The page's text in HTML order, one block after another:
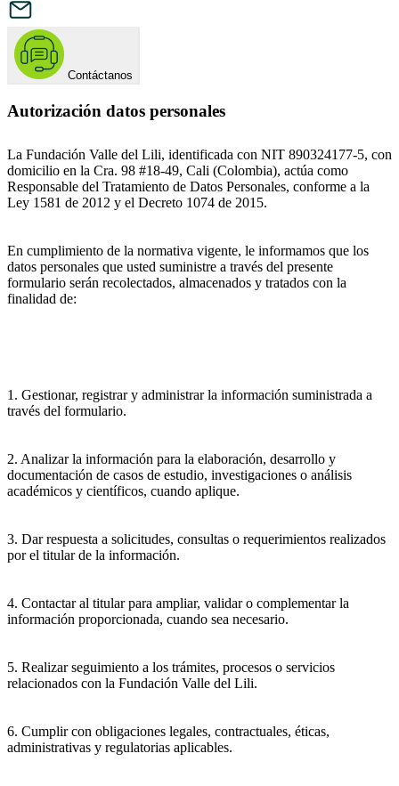
Contáctanos
Autorización datos personales
La Fundación Valle del Lili, identificada con NIT 890324177-5, con
domicilio en la Cra. 98 #18-49, Cali (Colombia), actúa como
Responsable del Tratamiento de Datos Personales, conforme a la
Ley 1581 de 2012 y el Decreto 1074 de 2015.
En cumplimiento de la normativa vigente, le informamos que los
datos personales que usted suministre a través del presente
formulario serán recolectados, almacenados y tratados con la
finalidad de:
1. Gestionar, registrar y administrar la información suministrada a
través del formulario.
2. Analizar la información para la elaboración, desarrollo y
documentación de casos de estudio, investigaciones o análisis
académicos y científicos, cuando aplique.
3. Dar respuesta a solicitudes, consultas o requerimientos realizados
por el titular de la información.
4. Contactar al titular para ampliar, validar o complementar la
información proporcionada, cuando sea necesario.
5. Realizar seguimiento a los trámites, procesos o servicios
relacionados con la Fundación Valle del Lili.
6. Cumplir con obligaciones legales, contractuales, éticas,
administrativas y regulatorias aplicables.